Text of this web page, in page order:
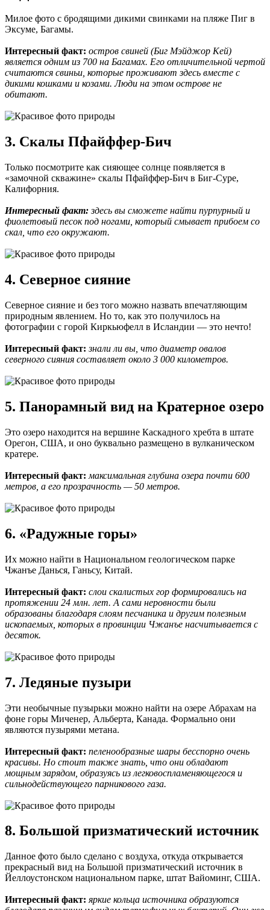
Милое фото с бродящими дикими свинками на пляже Пиг в
Эксуме, Багамы.
Интересный факт: остров свиней (Биг Мэйджор Кей)
является одним из 700 на Багамах. Его отличительной чертой
считаются свиньи, которые проживают здесь вместе с
дикими кошками и козами. Люди на этом острове не
обитают.
3. Скалы Пфайффер-Бич
Только посмотрите как сияющее солнце появляется в
«замочной скважине» скалы Пфайффер-Бич в Биг-Суре,
Калифорния.
Интересный факт:здесь вы сможете найти пурпурный и
фиолетовый песок под ногами, который смывает прибоем со
скал, что его окружают.
4. Северное сияние
Северное сияние и без того можно назвать впечатляющим
природным явлением. Но то, как это получилось на
фотографии с горой Киркьюфелл в Исландии — это нечто!
Интересный факт:знали ли вы, что диаметр овалов
северного сияния составляет около 3 000 километров.
5. Панорамный вид на Кратерное озеро
Это озеро находится на вершине Каскадного хребта в штате
Орегон, США, и оно буквально размещено в вулканическом
кратере.
Интересный факт: максимальная глубина озера почти 600
метров, а его прозрачность — 50 метров.
6. «Радужные горы»
Их можно найти в Национальном геологическом парке
Чжанъе Данься, Ганьсу, Китай.
Интересный факт: слои скалистых гор формировались на
протяжении 24 млн. лет. А сами неровности были
образованы благодаря слоям песчаника и другим полезным
ископаемых, которых в провинции Чжанъе насчитывается с
десяток.
7. Ледяные пузыри
Эти необычные пузырьки можно найти на озере Абрахам на
фоне горы Миченер, Альберта, Канада. Формально они
являются пузырями метана.
Интересный факт: пеленообразные шары бесспорно очень
красивы. Но стоит также знать, что они обладают
мощным зарядом, образуясь из легковоспламеняющегося и
сильнодействующего парникового газа.
8. Большой призматический источник
Данное фото было сделано с воздуха, откуда открывается
прекрасный вид на Большой призматический источник в
Йеллоустонском национальном парке, штат Вайоминг, США.
Интересный факт: яркие кольца источника образуются